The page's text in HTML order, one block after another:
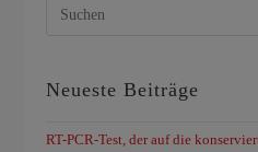
Neueste Beiträge
RT-PCR-Test, der auf die